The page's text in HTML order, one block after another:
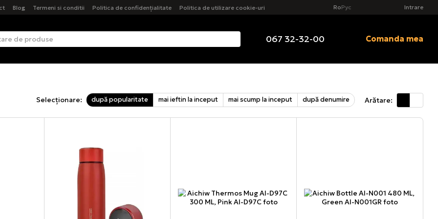
Blog Termeni si conditii Politica de confidențialitate Politica de utilizare cookie-uri RoРус Intrare
067 32-32-00 Comanda mea
Selecționare: după popularitate mai ieftin la inceput mai scump la inceput după denumire Arătare: